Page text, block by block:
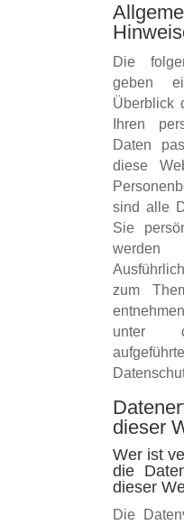
Die
geben
Überblick
Ihren
Daten
diese
sind alle
Sie
zum
unter
dieser
Wer ist
die
dieser
Die